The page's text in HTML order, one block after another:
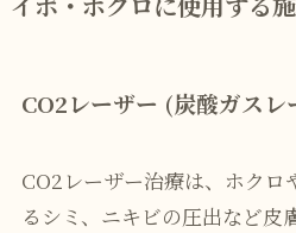
CO2レーザー (炭酸ガスレ
CO2レーザー治療は、ホクロ
るシミ、ニキビの圧出など皮